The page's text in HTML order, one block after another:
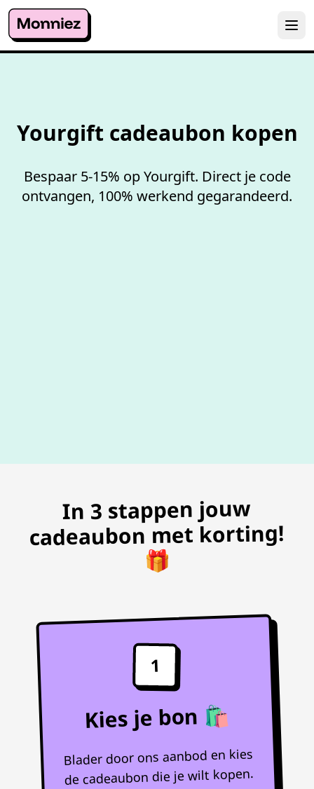
Yourgift cadeaubon kopen
Bespaar 5-15% op Yourgift. Direct je code
ontvangen, 100% werkend gegarandeerd.
In 3 stappen jouw
cadeaubon met korting!
🎁
1
Kies je bon 🛍️
Blader door ons aanbod en kies
de cadeaubon die je wilt kopen.